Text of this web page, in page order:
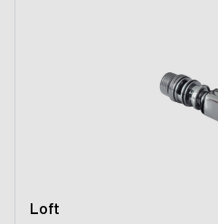
Loft